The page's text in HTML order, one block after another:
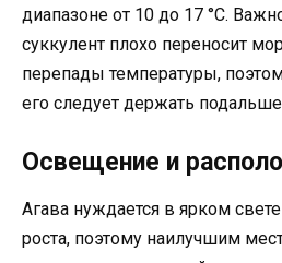
диапазоне от 10 до 17 °C.
суккулент плохо переносит
перепады температуры,
его следует держать
Освещение и
Агава нуждается в ярком
роста, поэтому наилучшим